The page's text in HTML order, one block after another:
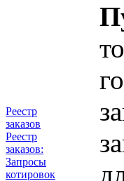
Реестр
заказов
Реестр
заказов:
Запросы
котировок